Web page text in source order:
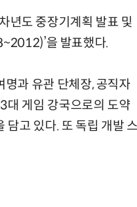
년도 중장기계획 발표 및
을 발표했다.
과 유관 단체장, 공직자
대 게임 강국으로의 도약
담고 있다. 또 독립 개발 스